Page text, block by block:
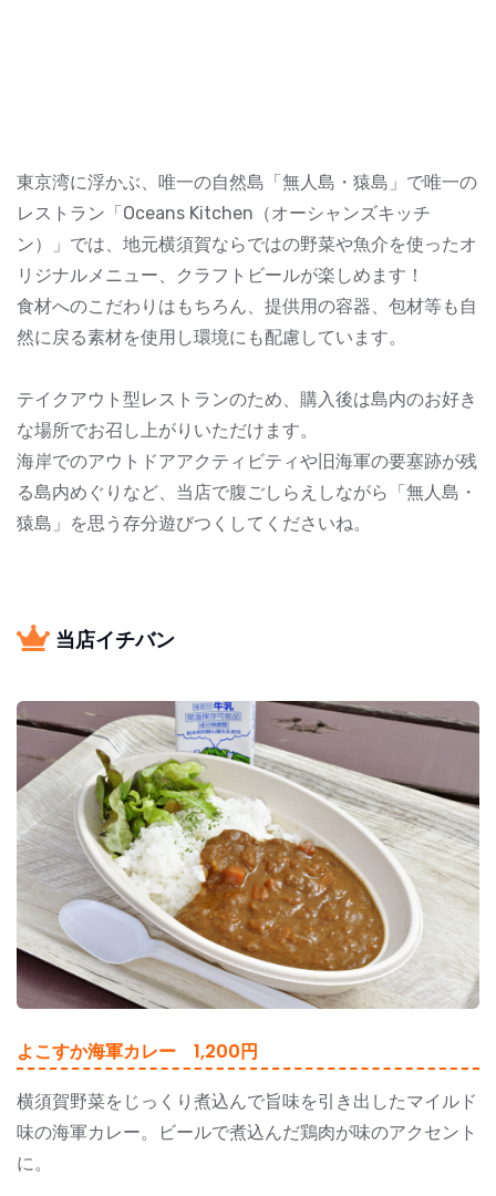
東京湾に浮かぶ、唯一の自然島「無人島・猿島」で唯一の
レストラン「Oceans Kitchen（オーシャンズキッチ
ン）」では、地元横須賀ならではの野菜や魚介を使ったオ
リジナルメニュー、クラフトビールが楽しめます！
食材へのこだわりはもちろん、提供用の容器、包材等も自
然に戻る素材を使用し環境にも配慮しています。
テイクアウト型レストランのため、購入後は島内のお好き
な場所でお召し上がりいただけます。
海岸でのアウトドアアクティビティや旧海軍の要塞跡が残
る島内めぐりなど、当店で腹ごしらえしながら「無人島・
猿島」を思う存分遊びつくしてくださいね。
当店イチバン
よこすか海軍カレー 1,200円
横須賀野菜をじっくり煮込んで旨味を引き出したマイルド
味の海軍カレー。ビールで煮込んだ鶏肉が味のアクセント
に。